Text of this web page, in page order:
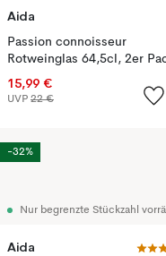
Aida
Passion connoisseur
Rotweinglas 64,5cl, 2er
15,99 €
UVP 22 €
Nur begrenzte Stückzahl
Aida
-32%